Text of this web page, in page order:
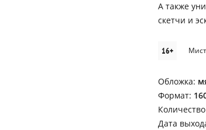
А также
скетчи и
16+
Обложка:
Формат:
Дата